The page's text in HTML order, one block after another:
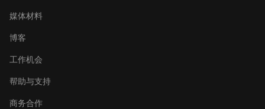
媒体材料
博客
工作机会
帮助与支持
商务合作